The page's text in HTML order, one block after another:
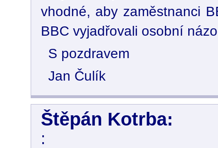
vhodné, aby zaměstnanci
BBC vyjadřovali osobní
S pozdravem
Jan Čulík
Štěpán Kotrba:
: